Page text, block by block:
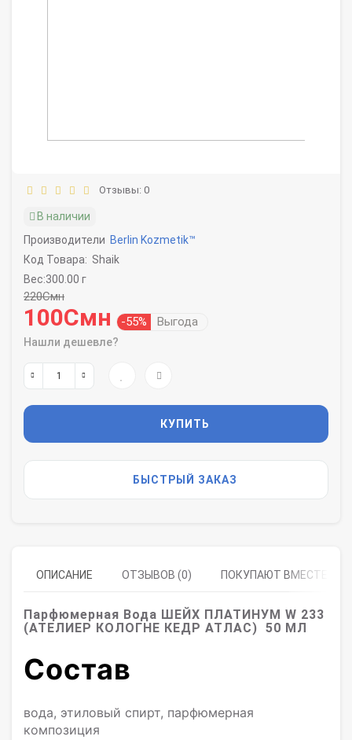
Отзывы: 0
В наличии
Производители Berlin Kozmetik™
Код Товара: Shaik
Вес:300.00 г
220Смн
100Смн -55% Выгода
Нашли дешевле?
КУПИТЬ
БЫСТРЫЙ ЗАКАЗ
ОПИСАНИЕ ОТЗЫВОВ (0) ПОКУПАЮТ ВМЕСТЕ
Парфюмерная Вода ШЕЙХ ПЛАТИНУМ W 233
(АТЕЛИЕР КОЛОГНЕ КЕДР АТЛАС) 50 МЛ
Состав
вода, этиловый спирт, парфюмерная
композиция